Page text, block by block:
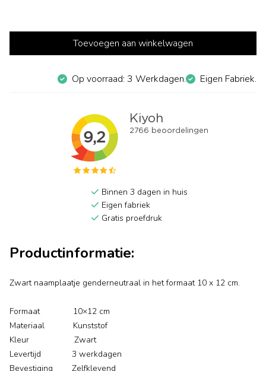
Toevoegen aan winkelwagen
Op voorraad: 3 Werkdagen. Eigen Fabriek.
Binnen 3 dagen in huis
Eigen fabriek
Gratis proefdruk
Productinformatie:
Zwart naamplaatje genderneutraal in het formaat 10 x 12 cm.
Formaat 10×12 cm
Materiaal Kunststof
Kleur Zwart
Levertijd 3 werkdagen
Bevestiging Zelfklevend